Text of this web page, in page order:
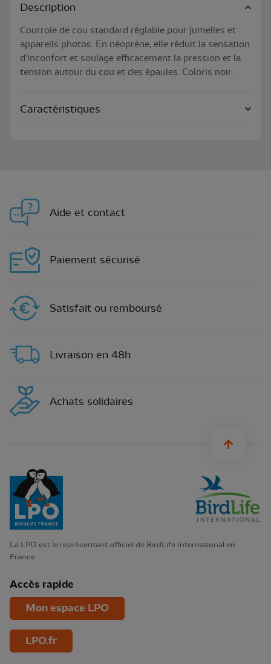
Description
Courroie de cou standard réglable pour jumelles et
appareils photos. En néoprène, elle réduit la sensation
d'inconfort et soulage efficacement la pression et la
tension autour du cou et des épaules. Coloris noir.
Caractéristiques
Aide et contact
Paiement sécurisé
Satisfait ou remboursé
Livraison en 48h
Achats solidaires
La LPO est le représentant officiel de BirdLife International en
France
Accès rapide
Mon espace LPO
LPO.fr